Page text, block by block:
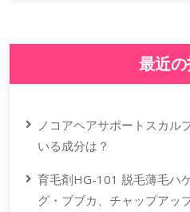
最近
ノコアヘアサポートスカル
いる成分は？
育毛剤HG-101 脱毛薄毛ハ
グ・ブブカ、チャップアッ